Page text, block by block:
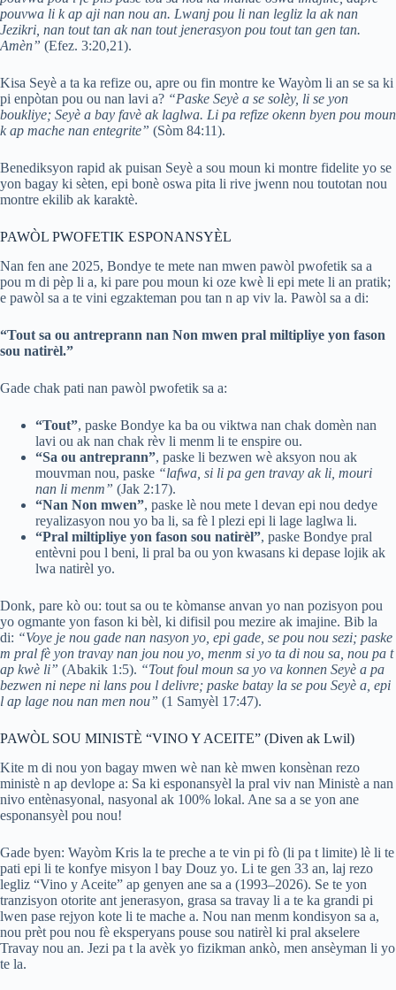
pouvwa li k ap aji nan nou an. Lwanj pou li nan legliz la ak nan
Jezikri, nan tout tan ak nan tout jenerasyon pou tout tan gen tan.
Amèn” (Efez. 3:20,21).
Kisa Seyè a ta ka refize ou, apre ou fin montre ke Wayòm li an se sa ki
pi enpòtan pou ou nan lavi a? “Paske Seyè a se solèy, li se yon
boukliye; Seyè a bay favè ak laglwa. Li pa refize okenn byen pou moun
k ap mache nan entegrite” (Sòm 84:11).
Benediksyon rapid ak puisan Seyè a sou moun ki montre fidelite yo se
yon bagay ki sèten, epi bonè oswa pita li rive jwenn nou toutotan nou
montre ekilib ak karaktè.
PAWÒL PWOFETIK ESPONANSYÈL
Nan fen ane 2025, Bondye te mete nan mwen pawòl pwofetik sa a
pou m di pèp li a, ki pare pou moun ki oze kwè li epi mete li an pratik;
e pawòl sa a te vini egzakteman pou tan n ap viv la. Pawòl sa a di:
“Tout sa ou antreprann nan Non mwen pral miltipliye yon fason
sou natirèl.”
Gade chak pati nan pawòl pwofetik sa a:
“Tout”, paske Bondye ka ba ou viktwa nan chak domèn nan
lavi ou ak nan chak rèv li menm li te enspire ou.
“Sa ou antreprann”, paske li bezwen wè aksyon nou ak
mouvman nou, paske “lafwa, si li pa gen travay ak li, mouri
nan li menm” (Jak 2:17).
“Nan Non mwen”, paske lè nou mete l devan epi nou dedye
reyalizasyon nou yo ba li, sa fè l plezi epi li lage laglwa li.
“Pral miltipliye yon fason sou natirèl”, paske Bondye pral
entèvni pou l beni, li pral ba ou yon kwasans ki depase lojik ak
lwa natirèl yo.
Donk, pare kò ou: tout sa ou te kòmanse anvan yo nan pozisyon pou
yo ogmante yon fason ki bèl, ki difisil pou mezire ak imajine. Bib la
di: “Voye je nou gade nan nasyon yo, epi gade, se pou nou sezi; paske
m pral fè yon travay nan jou nou yo, menm si yo ta di nou sa, nou pa t
ap kwè li” (Abakik 1:5). “Tout foul moun sa yo va konnen Seyè a pa
bezwen ni nepe ni lans pou l delivre; paske batay la se pou Seyè a, epi
l ap lage nou nan men nou” (1 Samyèl 17:47).
PAWÒL SOU MINISTÈ “VINO Y ACEITE” (Diven ak Lwil)
Kite m di nou yon bagay mwen wè nan kè mwen konsènan rezo
ministè n ap devlope a: Sa ki esponansyèl la pral viv nan Ministè a nan
nivo entènasyonal, nasyonal ak 100% lokal. Ane sa a se yon ane
esponansyèl pou nou!
Gade byen: Wayòm Kris la te preche a te vin pi fò (li pa t limite) lè li te
pati epi li te konfye misyon l bay Douz yo. Li te gen 33 an, laj rezo
legliz “Vino y Aceite” ap genyen ane sa a (1993–2026). Se te yon
tranzisyon otorite ant jenerasyon, grasa sa travay li a te ka grandi pi
lwen pase rejyon kote li te mache a. Nou nan menm kondisyon sa a,
nou prèt pou nou fè eksperyans pouse sou natirèl ki pral akselere
Travay nou an. Jezi pa t la avèk yo fizikman ankò, men ansèyman li yo
te la.